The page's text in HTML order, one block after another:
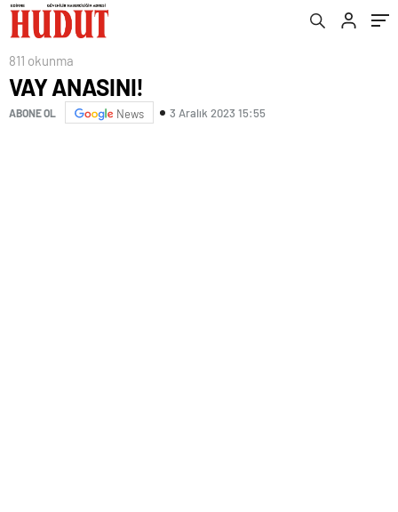
811 okunma
VAY ANASINI!
ABONE OL News 3 Aralık 2023 15:55